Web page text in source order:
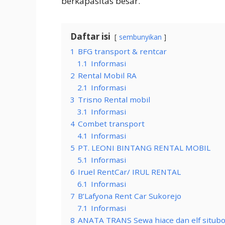
Daftar isi sembunyikan
1 BFG transport & rentcar
1.1 Informasi
2 Rental Mobil RA
2.1 Informasi
3 Trisno Rental mobil
3.1 Informasi
4 Combet transport
4.1 Informasi
5 PT. LEONI BINTANG RENTAL MOBIL
5.1 Informasi
6 Iruel RentCar/ IRUL RENTAL
6.1 Informasi
7 B’Lafyona Rent Car Sukorejo
7.1 Informasi
8 ANATA TRANS Sewa hiace dan elf